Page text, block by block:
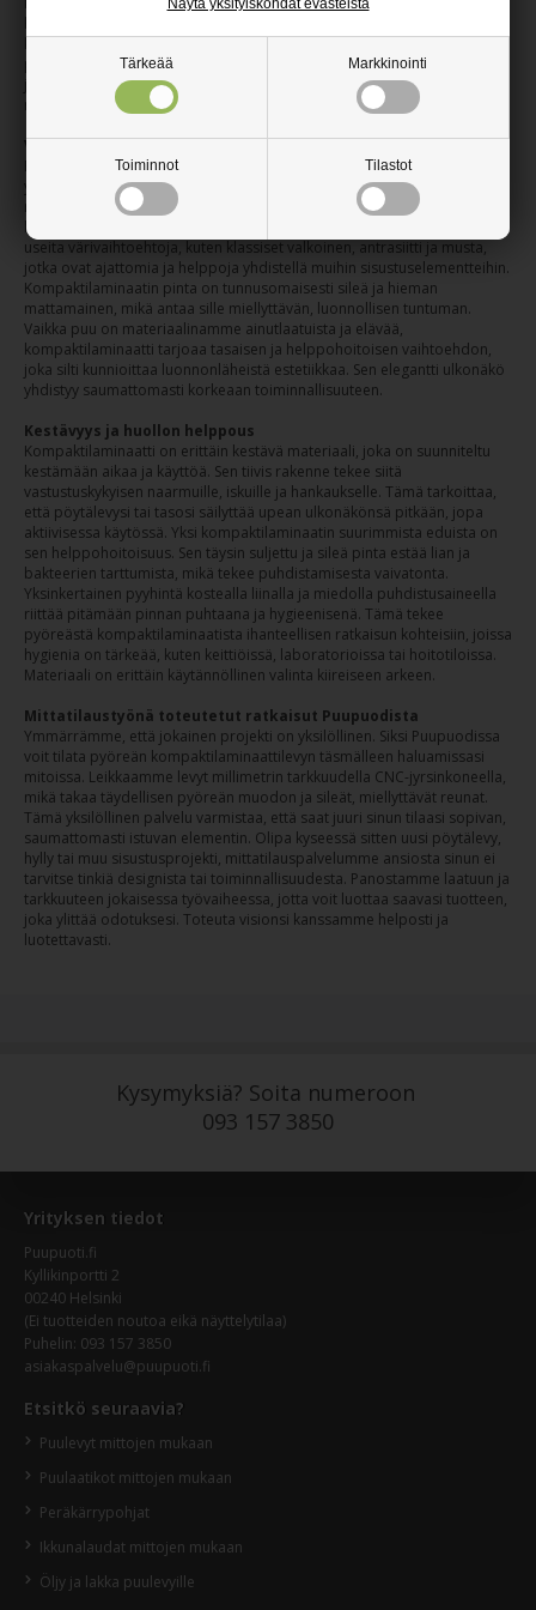
Tärkeää Markkinointi
Toiminnot Tilastot
Näytä yksityiskohdat evästeistä
hygieenisyys, tekevät siitä erinomaisen materiaalin keittiöiden ja
kylpyhuoneiden tasoihin tai kahviloiden ja ravintoloiden pöytiin, joissa
puhtaus ja kestävyys ovat avainasemassa. Materiaalin visuaalinen puoli
ja tuntuma ovat molemmat tärkeitä, ja kompaktilaminaatti tarjoaa
molemmat tyylikkäästi.
Värit, paksuudet ja pintatuntuma
Puupuodista löydät pyöreitä kompaktilaminaattilevyjä kahdessa
yleisessä paksuudessa: 10 mm ja 13 mm. Nämä paksuudet tarjoavat
riittävän vakauden ja kestävyyden useimpiin käyttötarkoituksiin, samalla
kun ne säilyttävät elegantin ja kevyen ilmeen. Valikoimastamme löytyy
useita värivaihtoehtoja, kuten klassiset valkoinen, antrasiitti ja musta,
jotka ovat ajattomia ja helppoja yhdistellä muihin sisustuselementteihin.
Kompaktilaminaatin pinta on tunnusomaisesti sileä ja hieman
mattamainen, mikä antaa sille miellyttävän, luonnollisen tuntuman.
Vaikka puu on materiaalinamme ainutlaatuista ja elävää,
kompaktilaminaatti tarjoaa tasaisen ja helppohoitoisen vaihtoehdon,
joka silti kunnioittaa luonnonläheistä estetiikkaa. Sen elegantti ulkonäkö
yhdistyy saumattomasti korkeaan toiminnallisuuteen.
Kestävyys ja huollon helppous
Kompaktilaminaatti on erittäin kestävä materiaali, joka on suunniteltu
kestämään aikaa ja käyttöä. Sen tiivis rakenne tekee siitä
vastustuskykyisen naarmuille, iskuille ja hankaukselle. Tämä tarkoittaa,
että pöytälevysi tai tasosi säilyttää upean ulkonäkönsä pitkään, jopa
aktiivisessa käytössä. Yksi kompaktilaminaatin suurimmista eduista on
sen helppohoitoisuus. Sen täysin suljettu ja sileä pinta estää lian ja
bakteerien tarttumista, mikä tekee puhdistamisesta vaivatonta.
Yksinkertainen pyyhintä kostealla liinalla ja miedolla puhdistusaineella
riittää pitämään pinnan puhtaana ja hygieenisenä. Tämä tekee
pyöreästä kompaktilaminaatista ihanteellisen ratkaisun kohteisiin, joissa
hygienia on tärkeää, kuten keittiöissä, laboratorioissa tai hoitotiloissa.
Materiaali on erittäin käytännöllinen valinta kiireiseen arkeen.
Mittatilaustyönä toteutetut ratkaisut Puupuodista
Ymmärrämme, että jokainen projekti on yksilöllinen. Siksi Puupuodissa
voit tilata pyöreän kompaktilaminaattilevyn täsmälleen haluamissasi
mitoissa. Leikkaamme levyt millimetrin tarkkuudella CNC-jyrsinkoneella,
mikä takaa täydellisen pyöreän muodon ja sileät, miellyttävät reunat.
Tämä yksilöllinen palvelu varmistaa, että saat juuri sinun tilaasi sopivan,
saumattomasti istuvan elementin. Olipa kyseessä sitten uusi pöytälevy,
hylly tai muu sisustusprojekti, mittatilauspalvelumme ansiosta sinun ei
tarvitse tinkiä designista tai toiminnallisuudesta. Panostamme laatuun ja
tarkkuuteen jokaisessa työvaiheessa, jotta voit luottaa saavasi tuotteen,
joka ylittää odotuksesi. Toteuta visionsi kanssamme helposti ja
luotettavasti.
Kysymyksiä? Soita numeroon
093 157 3850
Yrityksen tiedot
Puupuoti.fi
Kyllikinportti 2
00240 Helsinki
(Ei tuotteiden noutoa eikä näyttelytilaa)
Puhelin: 093 157 3850
asiakaspalvelu@puupuoti.fi
Etsitkö seuraavia?
Puulevyt mittojen mukaan
Puulaatikot mittojen mukaan
Peräkärrypohjat
Ikkunalaudat mittojen mukaan
Öljy ja lakka puulevyille